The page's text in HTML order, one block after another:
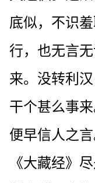
底似，不识
行，也无言
来。没转利
干个甚么事
便早信人之
《大藏经》